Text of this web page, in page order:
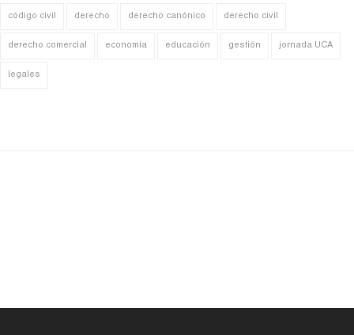
código civil derecho derecho canónico derecho civil
derecho comercial economía educación gestión jornada UCA
legales